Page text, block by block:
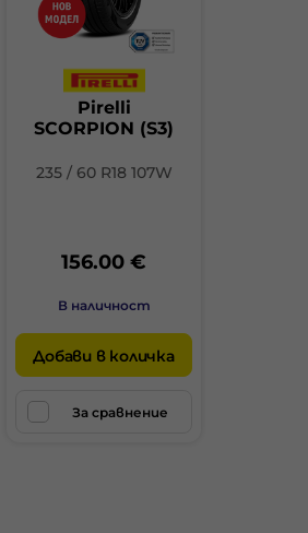
Pirelli
SCORPION (S3)
235 / 60 R18 107W
156.00 €
В наличност
Добави в количка
За сравнение